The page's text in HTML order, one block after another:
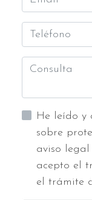
He leído y acepto la
sobre
aviso legal y la política de privacidad y
acepto el
el trámite